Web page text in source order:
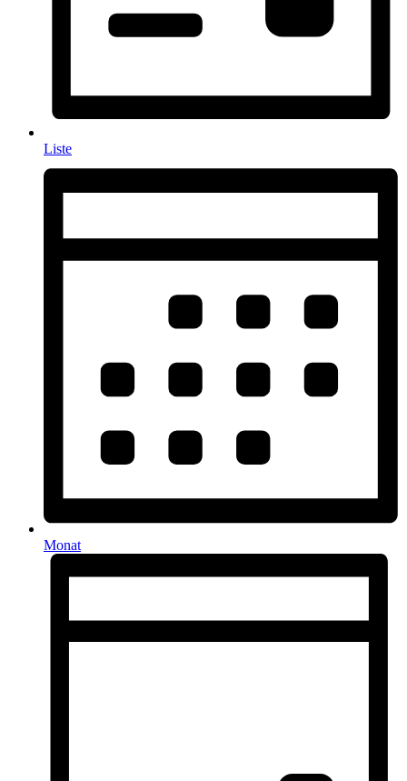
Liste
Monat